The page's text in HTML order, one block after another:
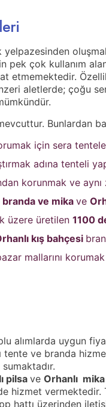
çok kullanım
etmemektedir.
aletlerde; çoğu
Bunlardan
için sera
adına tenteli
korunmak ve
ve mika ve
üzere üretilen 1100
kış bahçesi
mallarını
alımlarda uygun
tente ve branda
pilsa ve Orhanlı mika
hizmet
hattı üzerinden